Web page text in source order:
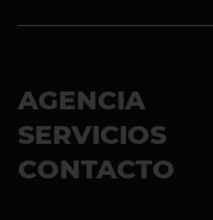
AGENCIA
SERVICIOS
CONTACTO